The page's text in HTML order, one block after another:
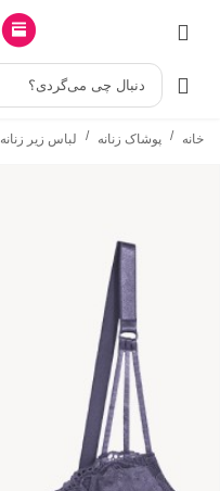
دنبال چی می‌گردی؟
خانه / پوشاک زنانه / لباس زیر زنانه